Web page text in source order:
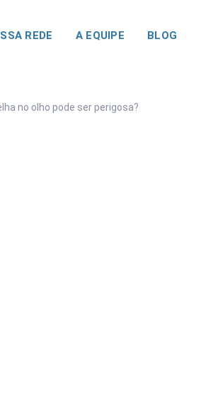
REDE A EQUIPE BLOG
no olho pode ser perigosa?